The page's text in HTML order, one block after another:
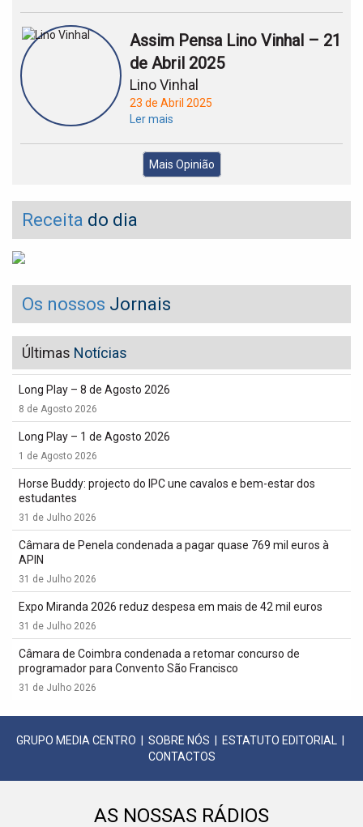
Assim Pensa Lino Vinhal – 21
de Abril 2025
Lino Vinhal
23 de Abril 2025
Ler mais
Mais Opinião
Receita do dia
Os nossos Jornais
Últimas Notícias
Long Play – 8 de Agosto 2026
8 de Agosto 2026
Long Play – 1 de Agosto 2026
1 de Agosto 2026
Horse Buddy: projecto do IPC une cavalos e bem-estar dos
estudantes
31 de Julho 2026
Câmara de Penela condenada a pagar quase 769 mil euros à
APIN
31 de Julho 2026
Expo Miranda 2026 reduz despesa em mais de 42 mil euros
31 de Julho 2026
Câmara de Coimbra condenada a retomar concurso de
programador para Convento São Francisco
31 de Julho 2026
GRUPO MEDIA CENTRO SOBRE NÓS ESTATUTO EDITORIAL
CONTACTOS
AS NOSSAS RÁDIOS